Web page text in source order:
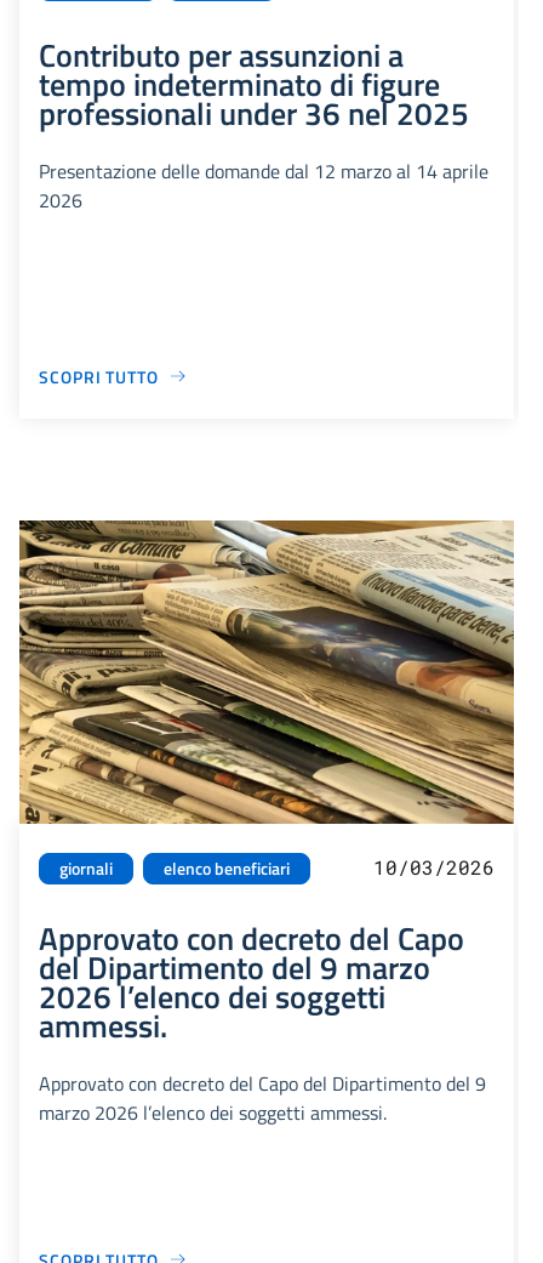
Contributo per assunzioni a
tempo indeterminato di figure
professionali under 36 nel 2025
Presentazione delle domande dal 12 marzo al 14 aprile
2026
SCOPRI TUTTO
giornali elenco beneficiari 10/03/2026
Approvato con decreto del Capo
del Dipartimento del 9 marzo
2026 l’elenco dei soggetti
ammessi.
Approvato con decreto del Capo del Dipartimento del 9
marzo 2026 l’elenco dei soggetti ammessi.